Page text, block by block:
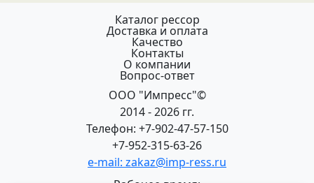
Каталог рессор
Доставка и оплата
Качество
Контакты
О компании
Вопрос-ответ
ООО "Импресс"©
2014 - 2026 гг.
Телефон: +7-902-47-57-150
+7-952-315-63-26
e-mail: zakaz@imp-ress.ru